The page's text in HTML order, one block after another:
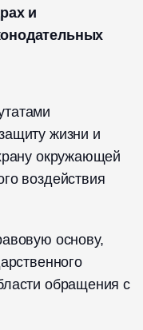
и
жизни и
окружающей
воздействия
основу,
обращения с